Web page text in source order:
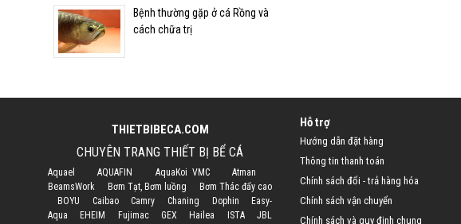
Bệnh thường gặp ở cá Rồng và
cách chữa trị
THIETBIBECA.COM
CHUYÊN TRANG THIẾT BỊ BỂ CÁ
Aquael AQUAFIN AquaKoi VMC
Atman
BeamsWork
Bơm Tạt, Bơm luồng
Bơm Thác đẩy cao
BOYU
Caibao Camry Chaning Dophin
Easy-
Aqua
EHEIM Fujimac GEX Hailea ISTA
JBL
Hỗ trợ
Hướng dẫn đặt hàng
Thông tin thanh toán
Chính sách đổi - trả hàng hóa
Chính sách vận chuyển
Chính sách và quy định chung